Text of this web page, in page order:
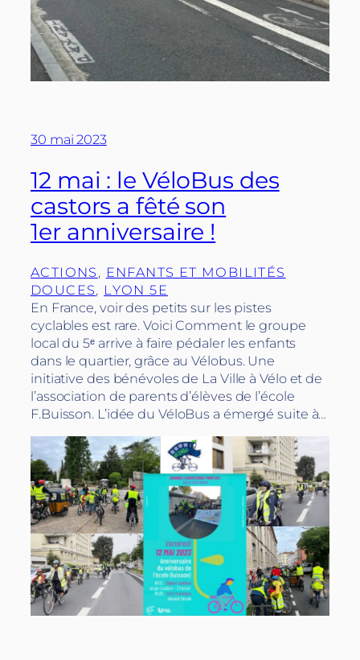
30 mai 2023
12 mai : le VéloBus des
castors a fêté son
1er anniversaire !
ACTIONS , ENFANTS ET MOBILITÉS
DOUCES, LYON 5E
En France, voir des petits sur les pistes
cyclables est rare. Voici Comment le groupe
local du 5ᵉ arrive à faire pédaler les enfants
dans le quartier, grâce au Vélobus. Une
initiative des bénévoles de La Ville à Vélo et de
l’association de parents d’élèves de l’école
F.Buisson. L’idée du VéloBus a émergé suite à…